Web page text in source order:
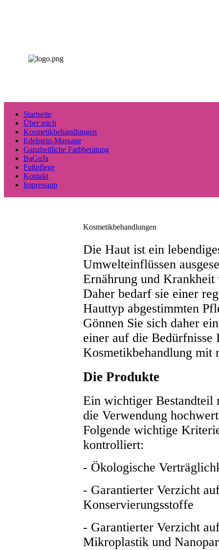
Startseite
Über mich
Kosmetikbehandlungen
Edelstein-Massage
Ganzheitliche Farbberatung
BaGuJa
Fußpflege
Kontakt
Impressum
Kosmetikbehandlungen
Die Haut ist ein
Umwelteinflüssen
Ernährung und
Daher bedarf sie einer
Hauttyp abgestimmten
Gönnen Sie sich daher
einer auf die Bedürfnisse
Kosmetikbehandlung mit
Die Produkte
Ein wichtiger Bestandteil
die Verwendung
Folgende wichtige
kontrolliert:
- Ökologische
- Garantierter Verzicht
Konservierungsstoffe
- Garantierter Verzicht
Mikroplastik und